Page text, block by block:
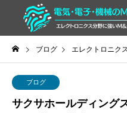
ブログ エレクトロニク
ブログ
サクサホールディング